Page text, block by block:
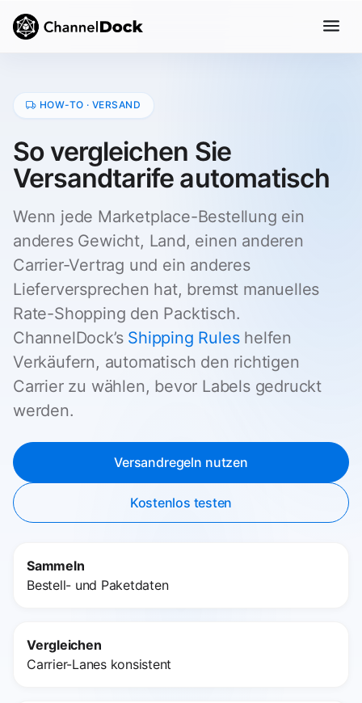
HOW-TO · VERSAND
So vergleichen Sie
Versandtarife automatisch
Wenn jede Marketplace-Bestellung ein
anderes Gewicht, Land, einen anderen
Carrier-Vertrag und ein anderes
Lieferversprechen hat, bremst manuelles
Rate-Shopping den Packtisch.
ChannelDock’s Shipping Ruleshelfen
Verkäufern, automatisch den richtigen
Carrier zu wählen, bevor Labels gedruckt
werden.
Versandregeln nutzen
Kostenlos testen
Sammeln
Bestell- und Paketdaten
Vergleichen
Carrier-Lanes konsistent